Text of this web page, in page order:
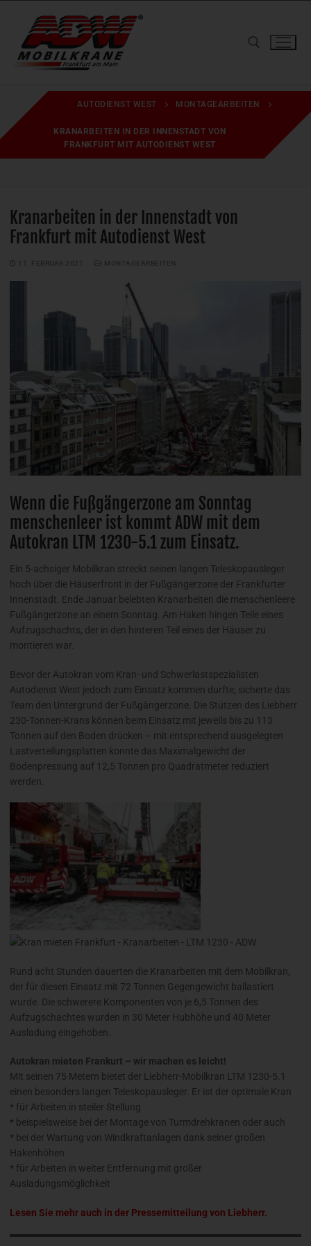
springen
Suchen nach:
AUTODIENST WEST MONTAGEARBEITEN
KRANARBEITEN IN DER INNENSTADT VON
FRANKFURT MIT AUTODIENST WEST
Kranarbeiten in der Innenstadt von
Frankfurt mit Autodienst West
11. FEBRUAR 2021 MONTAGEARBEITEN
Wenn die Fußgängerzone am Sonntag
menschenleer ist kommt ADW mit dem
Autokran LTM 1230-5.1 zum Einsatz.
Ein 5-achsiger Mobilkran streckt seinen langen Teleskopausleger
hoch über die Häuserfront in der Fußgängerzone der Frankfurter
Innenstadt. Ende Januar belebten Kranarbeiten die menschenleere
Fußgängerzone an einem Sonntag. Am Haken hingen Teile eines
Aufzugschachts, der in den hinteren Teil eines der Häuser zu
montieren war.
Bevor der Autokran vom Kran- und Schwerlastspezialisten
Autodienst West jedoch zum Einsatz kommen durfte, sicherte das
Team den Untergrund der Fußgängerzone. Die Stützen des Liebherr
230-Tonnen-Krans können beim Einsatz mit jeweils bis zu 113
Tonnen auf den Boden drücken – mit entsprechend ausgelegten
Lastverteilungsplatten konnte das Maximalgewicht der
Bodenpressung auf 12,5 Tonnen pro Quadratmeter reduziert
werden.
Rund acht Stunden dauerten die Kranarbeiten mit dem Mobilkran,
der für diesen Einsatz mit 72 Tonnen Gegengewicht ballastiert
wurde. Die schwerere Komponenten von je 6,5 Tonnen des
Aufzugschachtes wurden in 30 Meter Hubhöhe und 40 Meter
Ausladung eingehoben.
Autokran mieten Frankurt – wir machen es leicht!
Mit seinen 75 Metern bietet der Liebherr-Mobilkran LTM 1230-5.1
einen besonders langen Teleskopausleger. Er ist der optimale Kran
* für Arbeiten in steiler Stellung
* beispielsweise bei der Montage von Turmdrehkranen oder auch
* bei der Wartung von Windkraftanlagen dank seiner großen
Hakenhöhen
* für Arbeiten in weiter Entfernung mit großer
Ausladungsmöglichkeit
Lesen Sie mehr auch in der Pressemitteilung von Liebherr.